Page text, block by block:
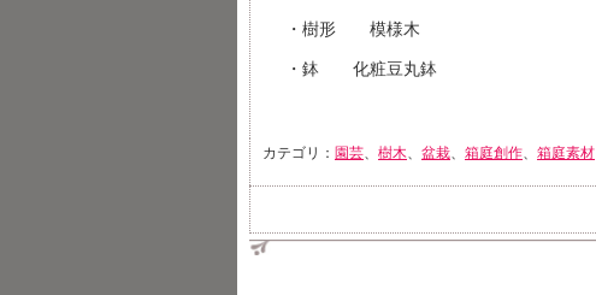
・樹形 模様木
・鉢 化粧豆丸鉢
カテゴリ： 園芸、 樹木、 盆栽、 箱庭創作、 箱庭素材